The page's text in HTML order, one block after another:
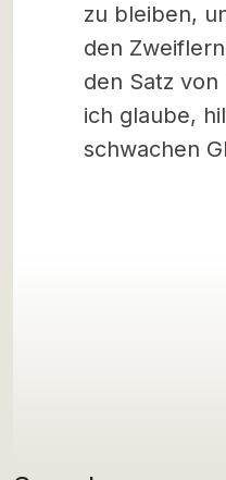
zu bleiben,
den
den Satz von
ich glaube,
schwachen